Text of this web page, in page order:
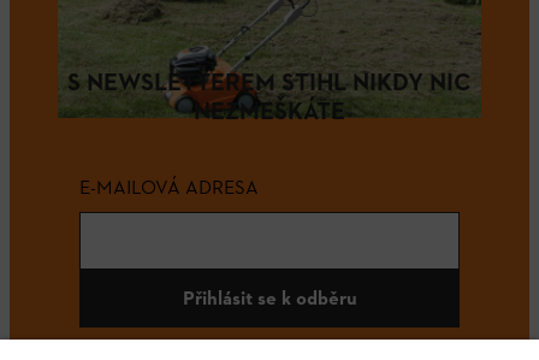
S NEWSLETTEREM STIHL NIKDY NIC
NEZMEŠKÁTE
E-MAILOVÁ ADRESA
Přihlásit se k odběru